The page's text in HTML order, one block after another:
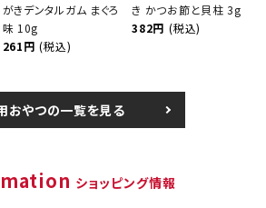
がきデンタルガム まぐろ
味 10g
261円 (税込)
き かつお節と貝柱 3g
382円 (税込)
おやつの一覧を見る
ショッピング情報